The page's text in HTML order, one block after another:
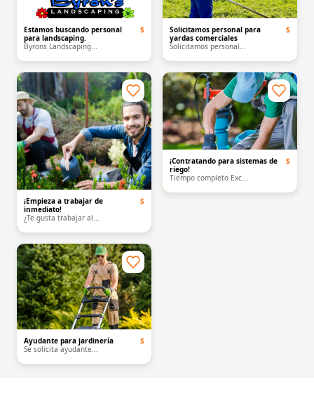
Estamos buscando personal
para landscaping.
Byrons Landscaping...
$
Solicitamos personal para
yardas comerciales
Solicitamos personal...
$
¡Empieza a trabajar de
inmediato!
¿Te gusta trabajar al...
$
¡Contratando para sistemas de
riego!
Tiempo completo Exc...
$
Ayudante para jardinería
Se solicita ayudante...
$